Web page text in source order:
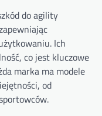
do agility
Ich
co jest kluczowe
marka ma modele
od